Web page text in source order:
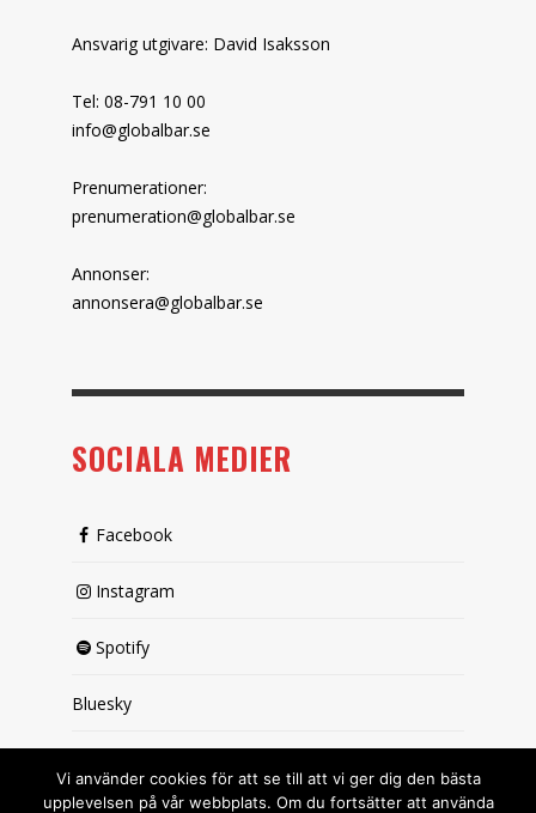
Ansvarig utgivare: David Isaksson
Tel: 08-791 10 00
info@globalbar.se
Prenumerationer:
prenumeration@globalbar.se
Annonser:
annonsera@globalbar.se
SOCIALA MEDIER
Facebook
Instagram
Spotify
Bluesky
Vi använder cookies för att se till att vi ger dig den bästa
upplevelsen på vår webbplats. Om du fortsätter att använda